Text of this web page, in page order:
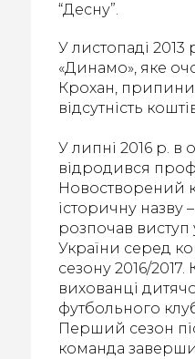
“Десну”.
У листопаді
«Динамо», яке
Крохан,
відсутність
У липні 2016 р. в
відродився
Новостворений
історичну назву
розпочав виступ
України серед
сезону 2016/2017.
вихованці
футбольного
Перший сезон
команда